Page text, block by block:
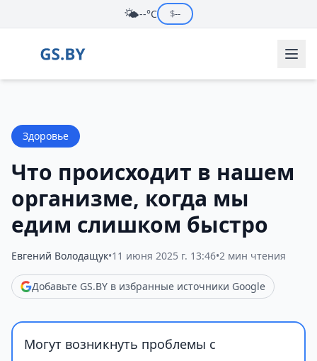
🌤️--°C $--
Здоровье
Что происходит в нашем
организме, когда мы
едим слишком быстро
Евгений Володащук•11 июня 2025 г. 13:46•2 мин чтения
Добавьте GS.BY в избранные источники Google
Могут возникнуть проблемы с